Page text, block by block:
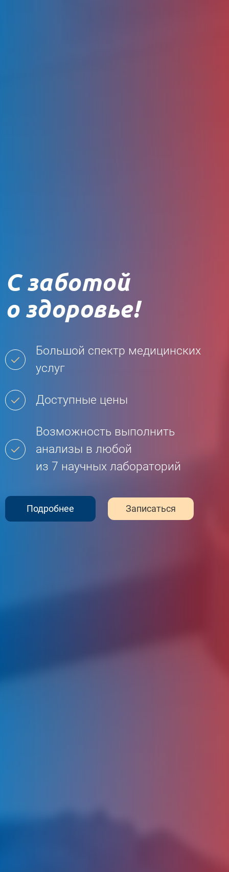
С заботой
о здоровье!
Большой спектр медицинских
услуг
Доступные цены
Возможность выполнить
анализы в любой
из 7 научных лабораторий
Подробнее Записаться